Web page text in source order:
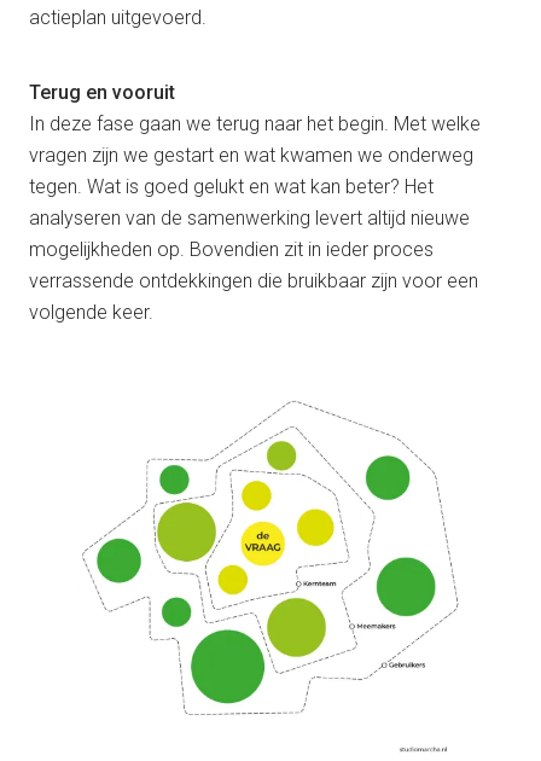
actieplan uitgevoerd.
Terug en vooruit
In deze fase gaan we terug naar het begin. Met welke
vragen zijn we gestart en wat kwamen we onderweg
tegen. Wat is goed gelukt en wat kan beter? Het
analyseren van de samenwerking levert altijd nieuwe
mogelijkheden op. Bovendien zit in ieder proces
verrassende ontdekkingen die bruikbaar zijn voor een
volgende keer.